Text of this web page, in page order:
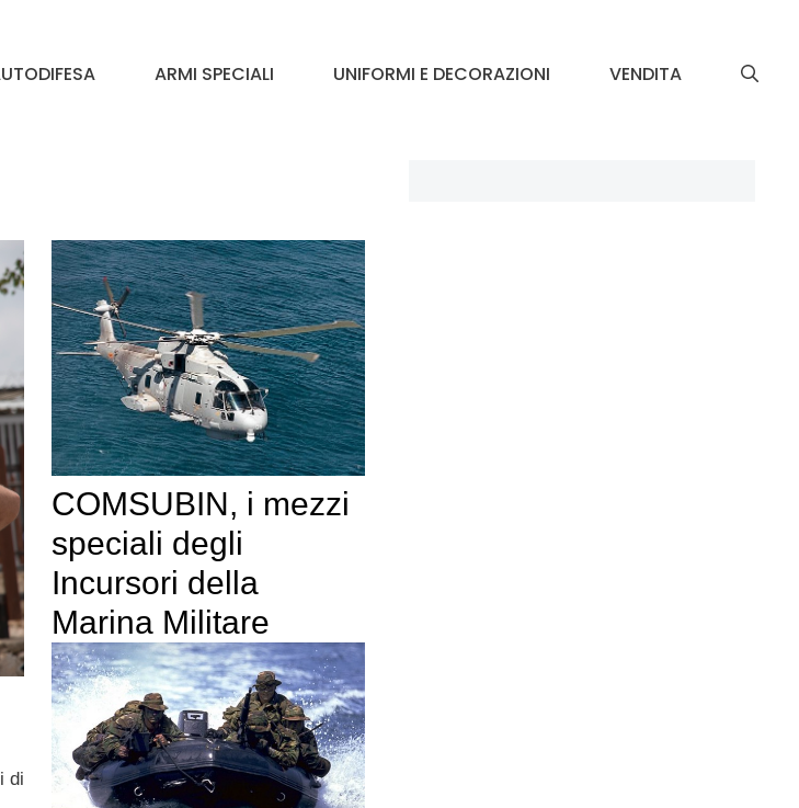
ARMI SPECIALI UNIFORMI E DECORAZIONI VENDITA
di
COMSUBIN, i mezzi
speciali degli
Incursori della
Marina Militare